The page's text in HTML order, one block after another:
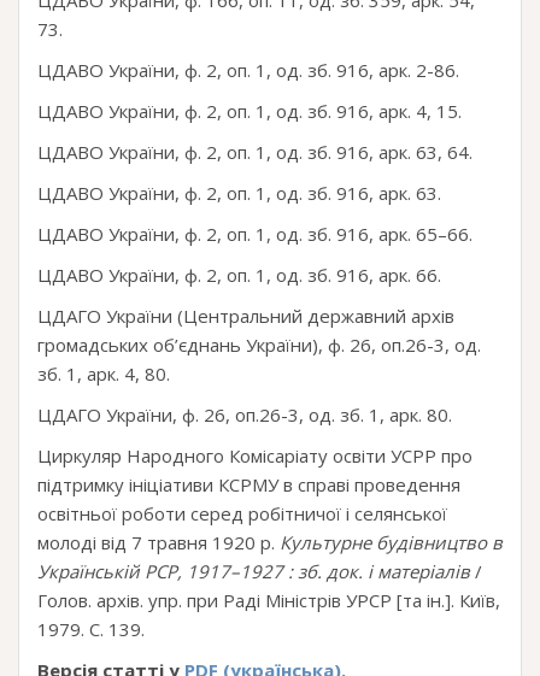
73.
ЦДАВО України, ф. 2, оп. 1, од. зб. 916, арк. 2-86.
ЦДАВО України, ф. 2, оп. 1, од. зб. 916, арк. 4, 15.
ЦДАВО України, ф. 2, оп. 1, од. зб. 916, арк. 63, 64.
ЦДАВО України, ф. 2, оп. 1, од. зб. 916, арк. 63.
ЦДАВО України, ф. 2, оп. 1, од. зб. 916, арк. 65­–66.
ЦДАВО України, ф. 2, оп. 1, од. зб. 916, арк. 66.
ЦДАГО України (Центральний державний архів
громадських об’єднань України), ф. 26, оп.26-3, од.
зб. 1, арк. 4, 80.
ЦДАГО України, ф. 26, оп.26-3, од. зб. 1, арк. 80.
Циркуляр Народного Комісаріату освіти УСРР про
підтримку ініціативи КСРМУ в справі проведення
освітньої роботи серед робітничої і селянської
молоді від 7 травня 1920 р. Культурне будівництво в
Українській РСР, 1917–1927 : зб. док. і матеріалів/
Голов. архів. упр. при Раді Міністрів УРСР [та ін.]. Київ,
1979. С. 139.
Версія статті у PDF (українська).